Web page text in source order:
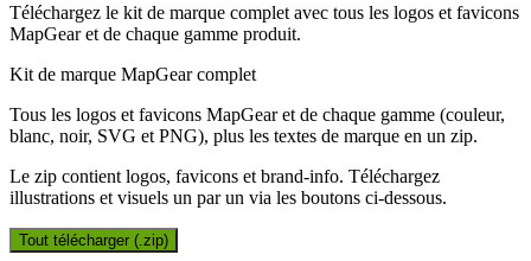
Téléchargez le kit de marque complet avec tous les logos et favicons
MapGear et de chaque gamme produit.
Kit de marque MapGear complet
Tous les logos et favicons MapGear et de chaque gamme (couleur,
blanc, noir, SVG et PNG), plus les textes de marque en un zip.
Le zip contient logos, favicons et brand-info. Téléchargez
illustrations et visuels un par un via les boutons ci-dessous.
Tout télécharger (.zip)